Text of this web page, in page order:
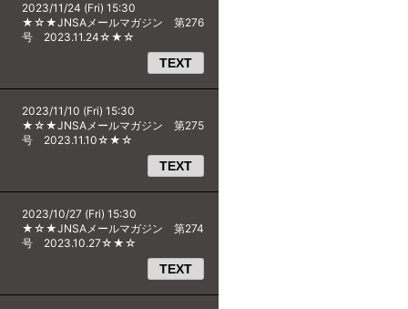
2023/11/24 (Fri) 15:30
★☆★JNSAメールマガジン 第276
号 2023.11.24☆★☆
TEXT
2023/11/10 (Fri) 15:30
★☆★JNSAメールマガジン 第275
号 2023.11.10☆★☆
TEXT
2023/10/27 (Fri) 15:30
★☆★JNSAメールマガジン 第274
号 2023.10.27☆★☆
TEXT